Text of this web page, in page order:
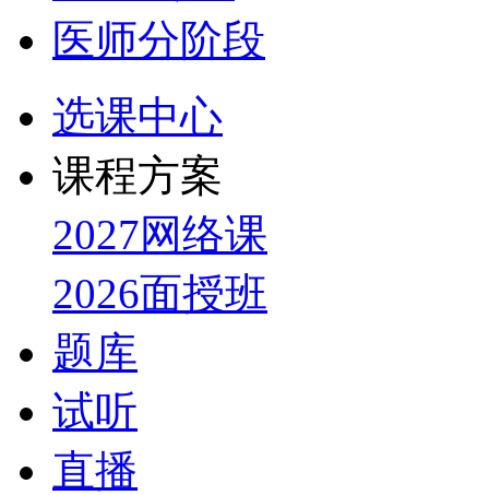
医师分阶段
选课中心
课程方案
2027网络课
2026面授班
题库
试听
直播